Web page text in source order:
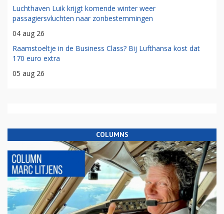
Luchthaven Luik krijgt komende winter weer
passagiersvluchten naar zonbestemmingen
04 aug 26
Raamstoeltje in de Business Class? Bij Lufthansa kost dat
170 euro extra
05 aug 26
COLUMNS